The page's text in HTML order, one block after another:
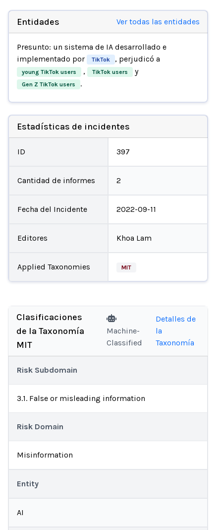
Entidades Ver todas las entidades
Presunto: un sistema de IA desarrollado e
implementado por
TikTok , perjudicó a
young TikTok users , TikTok users y
Gen Z TikTok users .
Estadísticas de incidentes
ID 397
Cantidad de informes 2
Fecha del Incidente 2022-09-11
Editores Khoa Lam
Applied Taxonomies MIT
Clasificaciones
de la Taxonomía
MIT
Machine-
Classified
Detalles de
la
Taxonomía
Risk Subdomain
3.1. False or misleading information
Risk Domain
Misinformation
Entity
AI